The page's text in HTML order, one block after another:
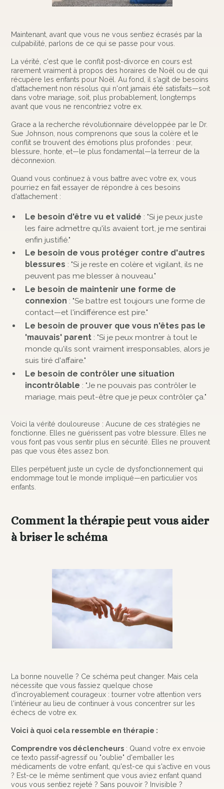
Maintenant, avant que vous ne vous sentiez écrasés par la
culpabilité, parlons de ce qui se passe pour vous.
La vérité, c'est que le conflit post-divorce en cours est
rarement vraiment à propos des horaires de Noël ou de qui
récupère les enfants pour Noël. Au fond, il s'agit de besoins
d'attachement non résolus qui n'ont jamais été satisfaits—soit
dans votre mariage, soit, plus probablement, longtemps
avant que vous ne rencontriez votre ex.
Grace a la recherche révolutionnaire développée par le Dr.
Sue Johnson, nous comprenons que sous la colère et le
conflit se trouvent des émotions plus profondes : peur,
blessure, honte, et—le plus fondamental—la terreur de la
déconnexion.
Quand vous continuez à vous battre avec votre ex, vous
pourriez en fait essayer de répondre à ces besoins
d'attachement :
Le besoin d'être vu et validé : "Si je peux juste
les faire admettre qu'ils avaient tort, je me sentirai
enfin justifié."
Le besoin de vous protéger contre d'autres
blessures : "Si je reste en colère et vigilant, ils ne
peuvent pas me blesser à nouveau."
Le besoin de maintenir une forme de
connexion : "Se battre est toujours une forme de
contact—et l'indifférence est pire."
Le besoin de prouver que vous n'êtes pas le
'mauvais' parent: "Si je peux montrer à tout le
monde qu'ils sont vraiment irresponsables, alors je
suis tiré d'affaire."
Le besoin de contrôler une situation
incontrôlable : "Je ne pouvais pas contrôler le
mariage, mais peut-être que je peux contrôler ça."
Voici la vérité douloureuse : Aucune de ces stratégies ne
fonctionne. Elles ne guérissent pas votre blessure. Elles ne
vous font pas vous sentir plus en sécurité. Elles ne prouvent
pas que vous êtes assez bon.
Elles perpétuent juste un cycle de dysfonctionnement qui
endommage tout le monde impliqué—en particulier vos
enfants.
Comment la thérapie peut vous aider
à briser le schéma
La bonne nouvelle ? Ce schéma peut changer. Mais cela
nécessite que vous fassiez quelque chose
d'incroyablement courageux : tourner votre attention vers
l'intérieur au lieu de continuer à vous concentrer sur les
échecs de votre ex.
Voici à quoi cela ressemble en thérapie :
Comprendre vos déclencheurs : Quand votre ex envoie
ce texto passif-agressif ou "oublie" d'emballer les
médicaments de votre enfant, qu'est-ce qui s'active en vous
? Est-ce le même sentiment que vous aviez enfant quand
vous vous sentiez rejeté ? Sans pouvoir ? Invisible ?